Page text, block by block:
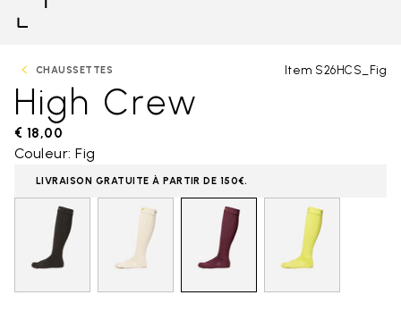
CHAUSSETTES Item S26HCS_Fig
High Crew
€ 18,00
Couleur: Fig
LIVRAISON GRATUITE À PARTIR DE 150€.